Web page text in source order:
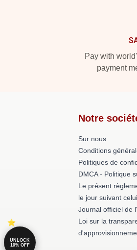
Pay with
payment
Notre
Sur nous
Conditions
Politiques de
DMCA - Politique
Le présent
le jour suivant
Journal officiel de
Loi sur la
UNLOCK
10% OFF